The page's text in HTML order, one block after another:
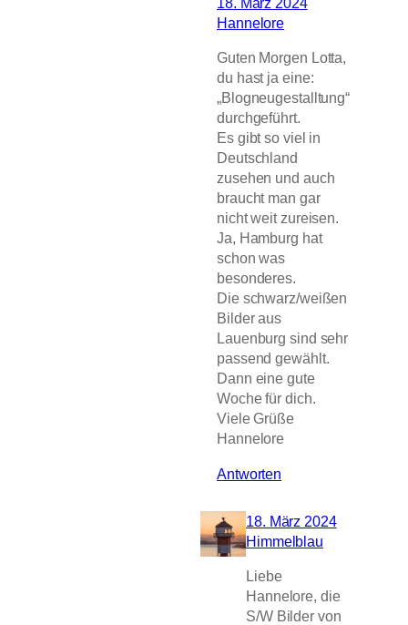
Hannelore
Guten Morgen Lotta,
du hast ja eine:
„Blogneugestalltung“
durchgeführt.
Es gibt so viel in
Deutschland
zusehen und auch
braucht man gar
nicht weit zureisen.
Ja, Hamburg hat
schon was
besonderes.
Die schwarz/weißen
Bilder aus
Lauenburg sind sehr
passend gewählt.
Dann eine gute
Woche für dich.
Viele Grüße
Hannelore
Antworten
18. März 2024
Himmelblau
Liebe
Hannelore, die
S/W Bilder von